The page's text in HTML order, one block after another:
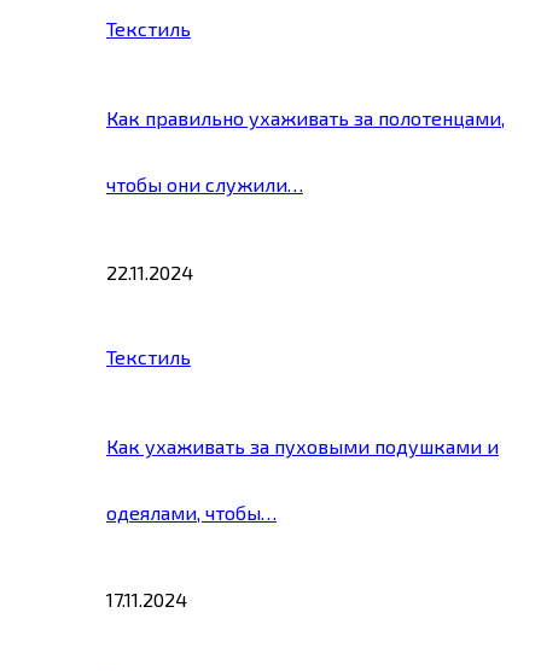
Текстиль
Как правильно ухаживать за полотенцами,
чтобы они служили…
22.11.2024
Текстиль
Как ухаживать за пуховыми подушками и
одеялами, чтобы…
17.11.2024